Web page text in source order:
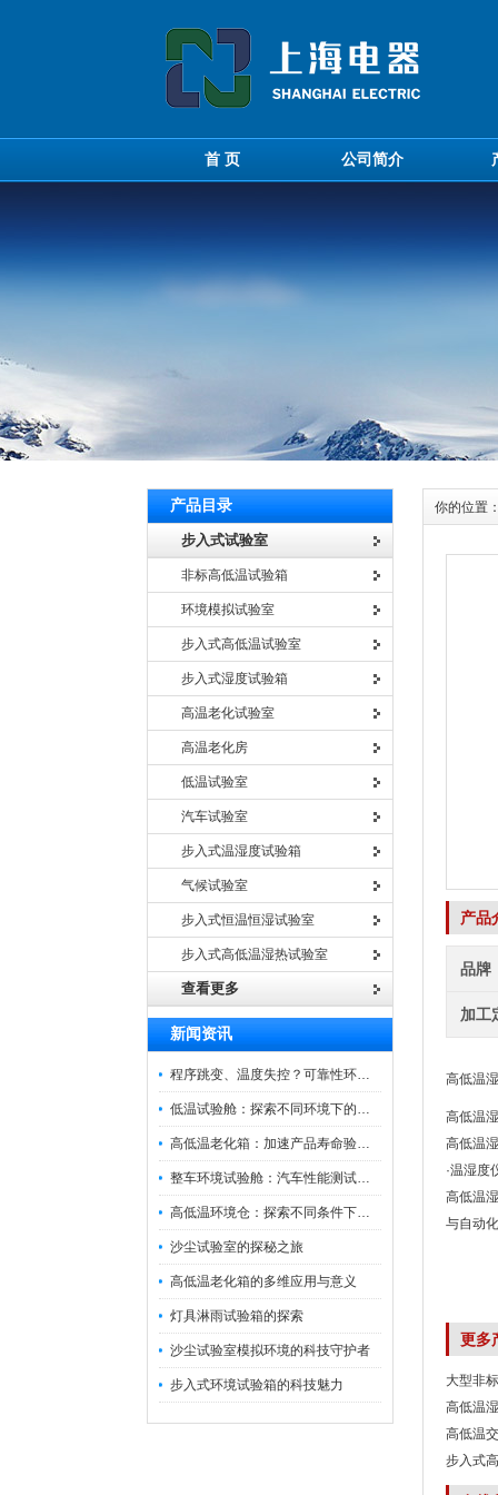
首 页 公司简介
产品目录
步入式试验室
非标高低温试验箱
环境模拟试验室
步入式高低温试验室
步入式湿度试验箱
高温老化试验室
高温老化房
低温试验室
汽车试验室
步入式温湿度试验箱
气候试验室
步入式恒温恒湿试验室
步入式高低温湿热试验室
查看更多
新闻资讯
程序跳变、温度失控？可靠性环境试验箱控制系统故障处理
低温试验舱：探索不同环境下的科技边界
高低温老化箱：加速产品寿命验证的可靠伙伴
整车环境试验舱：汽车性能测试的设备
高低温环境仓：探索不同条件下的科学奥秘
沙尘试验室的探秘之旅
高低温老化箱的多维应用与意义
灯具淋雨试验箱的探索
沙尘试验室模拟环境的科技守护者
步入式环境试验箱的科技魅力
你的位置
产品
品牌
加工
高低温
高低温
高低温
·温湿度
高低温
与自动
更多
大型非
高低温
高低温
步入式